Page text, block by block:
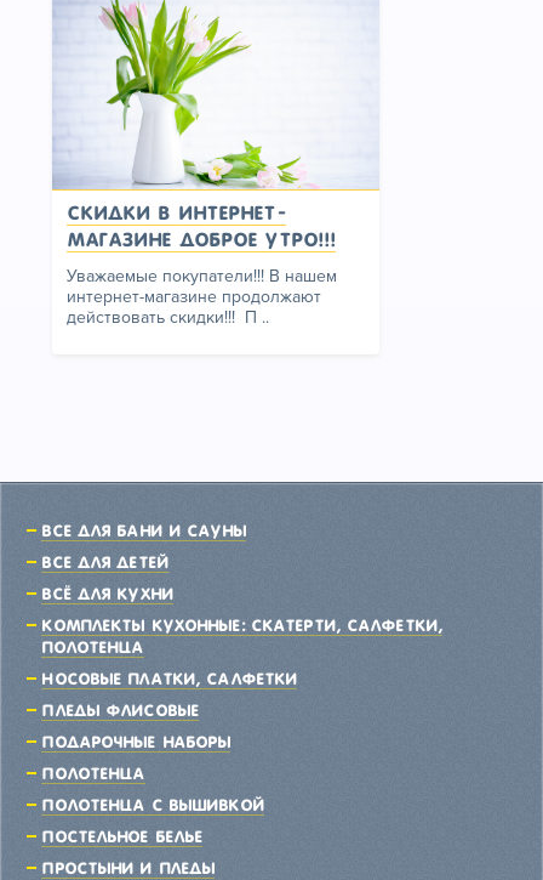
Скидки в интернет-
магазине Доброе утро!!!
Уважаемые покупатели!!! В нашем
интернет-магазине продолжают
действовать скидки!!! П ..
Все для бани и сауны
Все для детей
Всё для кухни
Комплекты кухонные: скатерти, салфетки,
полотенца
Носовые платки, салфетки
Пледы флисовые
Подарочные наборы
Полотенца
Полотенца с вышивкой
Постельное белье
Простыни и пледы